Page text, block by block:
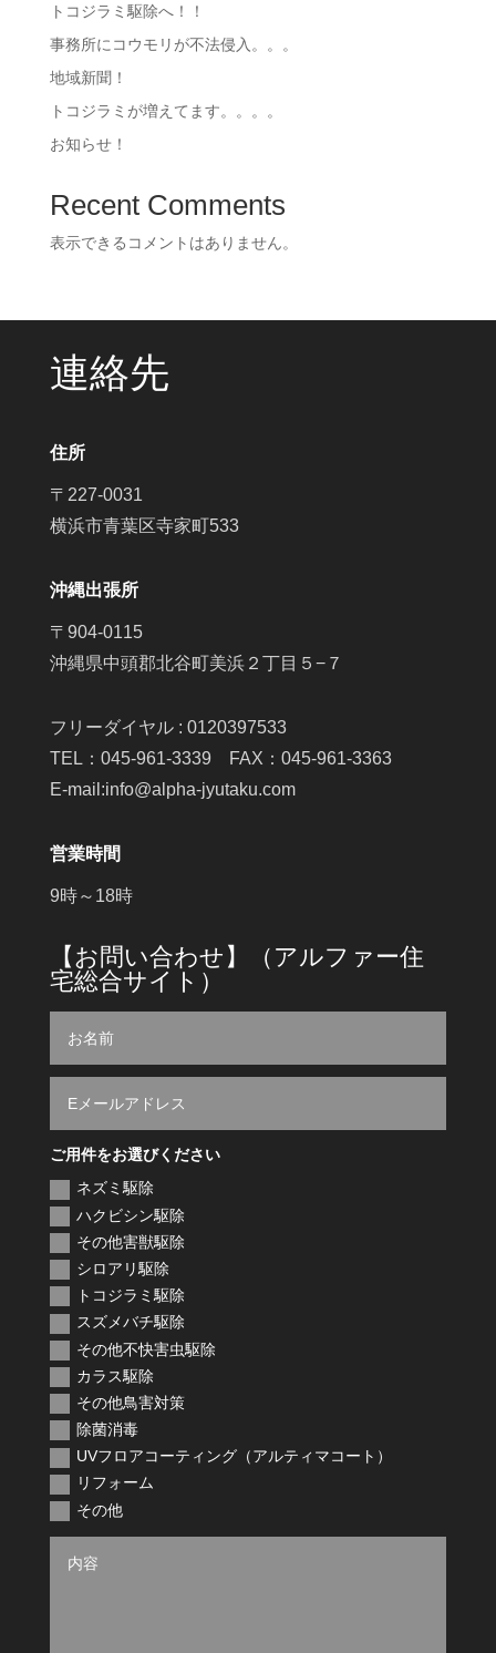
トコジラミ駆除へ！！
事務所にコウモリが不法侵入。。。
地域新聞！
トコジラミが増えてます。。。。
お知らせ！
Recent Comments
表示できるコメントはありません。
連絡先
住所
〒227-0031
横浜市青葉区寺家町533
沖縄出張所
〒904-0115
沖縄県中頭郡北谷町美浜２丁目５−７
フリーダイヤル : 0120397533
TEL：045-961-3339 FAX：045-961-3363
E-mail:info@alpha-jyutaku.com
営業時間
9時～18時
【お問い合わせ】（アルファー住
宅総合サイト）
ご用件をお選びください
ネズミ駆除
ハクビシン駆除
その他害獣駆除
シロアリ駆除
トコジラミ駆除
スズメバチ駆除
その他不快害虫駆除
カラス駆除
その他鳥害対策
除菌消毒
UVフロアコーティング（アルティマコート）
リフォーム
その他